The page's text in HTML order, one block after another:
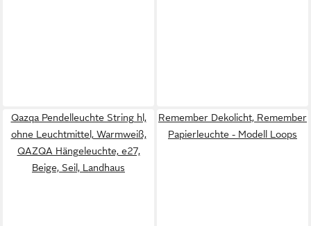
Qazqa Pendelleuchte String hl,
ohne Leuchtmittel, Warmweiß,
QAZQA Hängeleuchte, e27,
Beige, Seil, Landhaus
Remember Dekolicht, Remember
Papierleuchte - Modell Loops